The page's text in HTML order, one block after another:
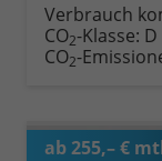
Verbrauch
CO2-Klasse: D
CO2-
ab 255,– €